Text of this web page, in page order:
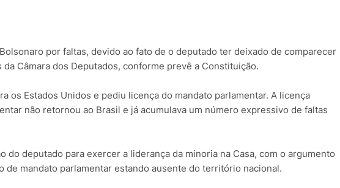
por faltas, devido ao fato de o deputado ter deixado de comparecer
Câmara dos Deputados, conforme prevê a Constituição.
os Estados Unidos e pediu licença do mandato parlamentar. A licença
não retornou ao Brasil e já acumulava um número expressivo de faltas
do deputado para exercer a liderança da minoria na Casa, com o argumento
de mandato parlamentar estando ausente do território nacional.